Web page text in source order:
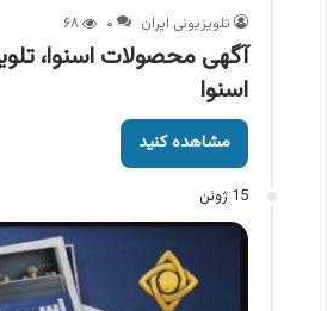
تلویزیونی ایران ۰ ۶۸
اسنوا
مشاهده کنید
15 ژوئن